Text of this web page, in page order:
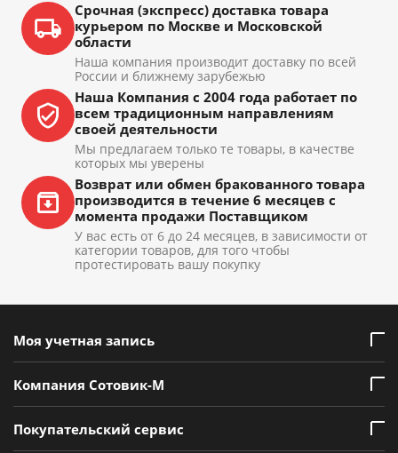
Срочная (экспресс) доставка товара
курьером по Москве и Московской
области
Наша компания производит доставку по всей
России и ближнему зарубежью
Наша Компания с 2004 года работает по
всем традиционным направлениям
своей деятельности
Мы предлагаем только те товары, в качестве
которых мы уверены
Возврат или обмен бракованного товара
производится в течение 6 месяцев с
момента продажи Поставщиком
У вас есть от 6 до 24 месяцев, в зависимости от
категории товаров, для того чтобы
протестировать вашу покупку
Моя учетная запись
Компания Сотовик-М
Покупательский сервис